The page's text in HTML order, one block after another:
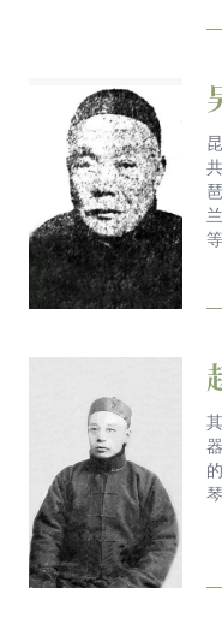
新西兰流行乐男歌
中国残疾人棒球推
“乐行北上·运河回
即将开启🔛
唯美浪漫！鼋头渚
妙的音乐~
3月19日晚19:00，
新时代财富的最强
奏响英雄主义的赞
—— 克里斯蒂安·爱
乐会圆满举行。#
提琴#无锡交响乐团
“爱乐之城·无锡”国
动由市政府新闻办
等